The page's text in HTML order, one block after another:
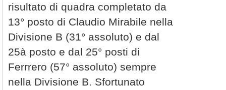
risultato di quadra completato da
13° posto di Claudio Mirabile nella
Divisione B (31° assoluto) e dal
25à posto e dal 25° posti di
Ferrrero (57° assoluto) sempre
nella Divisione B. Sfortunato